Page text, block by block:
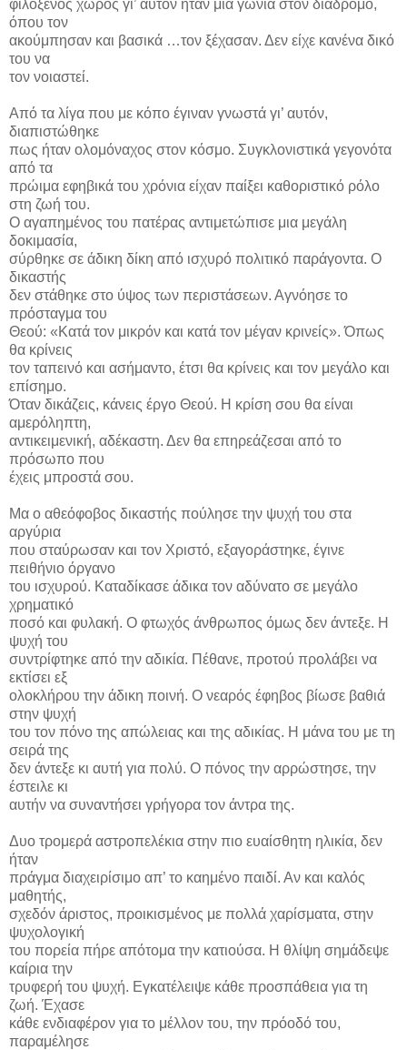
φιλόξενος χώρος γι’ αυτόν ήταν μια γωνιά στον διάδρομο,
όπου τον
ακούμπησαν και βασικά …τον ξέχασαν. Δεν είχε κανένα δικό
του να
τον νοιαστεί.
Από τα λίγα που με κόπο έγιναν γνωστά γι’ αυτόν,
διαπιστώθηκε
πως ήταν ολομόναχος στον κόσμο. Συγκλονιστικά γεγονότα
από τα
πρώιμα εφηβικά του χρόνια είχαν παίξει καθοριστικό ρόλο
στη ζωή του.
Ο αγαπημένος του πατέρας αντιμετώπισε μια μεγάλη
δοκιμασία,
σύρθηκε σε άδικη δίκη από ισχυρό πολιτικό παράγοντα. Ο
δικαστής
δεν στάθηκε στο ύψος των περιστάσεων. Αγνόησε το
πρόσταγμα του
Θεού: «Κατά τον μικρόν και κατά τον μέγαν κρινείς». Όπως
θα κρίνεις
τον ταπεινό και ασήμαντο, έτσι θα κρίνεις και τον μεγάλο και
επίσημο.
Όταν δικάζεις, κάνεις έργο Θεού. Η κρίση σου θα είναι
αμερόληπτη,
αντικειμενική, αδέκαστη. Δεν θα επηρεάζεσαι από το
πρόσωπο που
έχεις μπροστά σου.
Μα ο αθεόφοβος δικαστής πούλησε την ψυχή του στα
αργύρια
που σταύρωσαν και τον Χριστό, εξαγοράστηκε, έγινε
πειθήνιο όργανο
του ισχυρού. Καταδίκασε άδικα τον αδύνατο σε μεγάλο
χρηματικό
ποσό και φυλακή. Ο φτωχός άνθρωπος όμως δεν άντεξε. Η
ψυχή του
συντρίφτηκε από την αδικία. Πέθανε, προτού προλάβει να
εκτίσει εξ
ολοκλήρου την άδικη ποινή. Ο νεαρός έφηβος βίωσε βαθιά
στην ψυχή
του τον πόνο της απώλειας και της αδικίας. Η μάνα του με τη
σειρά της
δεν άντεξε κι αυτή για πολύ. Ο πόνος την αρρώστησε, την
έστειλε κι
αυτήν να συναντήσει γρήγορα τον άντρα της.
Δυο τρομερά αστροπελέκια στην πιο ευαίσθητη ηλικία, δεν
ήταν
πράγμα διαχειρίσιμο απ’ το καημένο παιδί. Αν και καλός
μαθητής,
σχεδόν άριστος, προικισμένος με πολλά χαρίσματα, στην
ψυχολογική
του πορεία πήρε απότομα την κατιούσα. Η θλίψη σημάδεψε
καίρια την
τρυφερή του ψυχή. Εγκατέλειψε κάθε προσπάθεια για τη
ζωή. Έχασε
κάθε ενδιαφέρον για το μέλλον του, την πρόοδό του,
παραμέλησε